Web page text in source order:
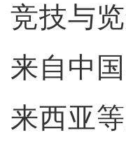
竞技与
来自中
来西亚